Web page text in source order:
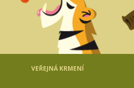
VEŘEJNÁ KRMENÍ